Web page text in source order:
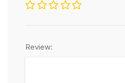
Review: